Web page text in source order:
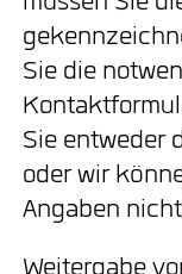
Sie die
Sie entweder
oder wir
Angaben